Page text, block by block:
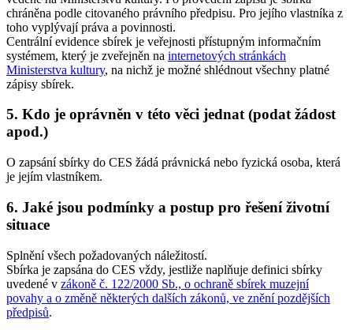
chráněna podle citovaného právního předpisu. Pro jejího vlastníka z
toho vyplývají práva a povinnosti.
Centrální evidence sbírek je veřejnosti přístupným informačním
systémem, který je zveřejněn na internetových stránkách
Ministerstva kultury, na nichž je možné shlédnout všechny platné
zápisy sbírek.
5. Kdo je oprávněn v této věci jednat (podat žádost
apod.)
O zapsání sbírky do CES žádá právnická nebo fyzická osoba, která
je jejím vlastníkem.
6. Jaké jsou podmínky a postup pro řešení životní
situace
Splnění všech požadovaných náležitostí.
Sbírka je zapsána do CES vždy, jestliže naplňuje definici sbírky
uvedené v zákoně č. 122/2000 Sb., o ochraně sbírek muzejní
povahy a o změně některých dalších zákonů, ve znění pozdějších
předpisů.